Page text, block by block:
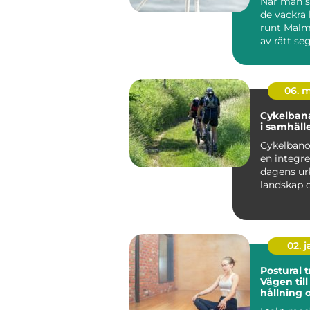
de vackra
runt
av rätt
06.
i
en
dagens
landskap
02.
Postural
Vägen
hållning